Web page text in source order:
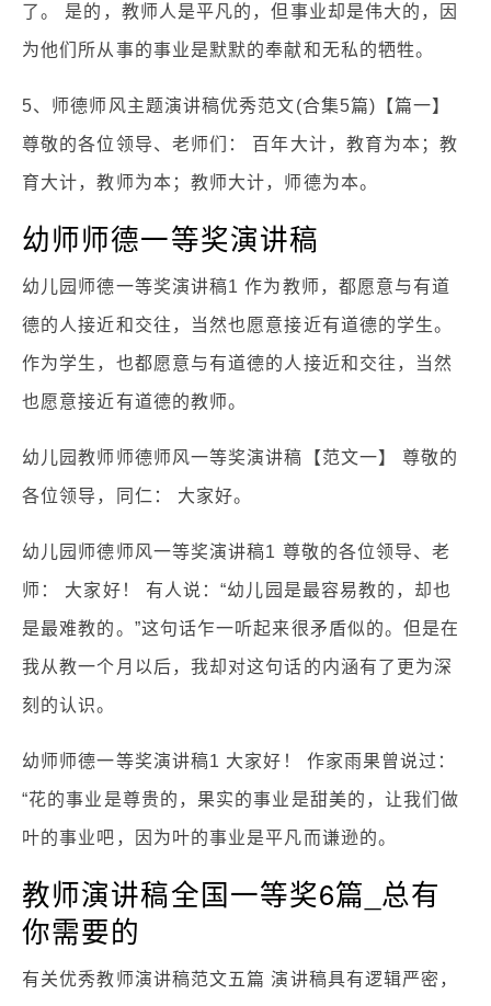
了。 是的，教师人是平凡的，但事业却是伟大的，因
为他们所从事的事业是默默的奉献和无私的牺牲。
5、师德师风主题演讲稿优秀范文(合集5篇)【篇一】
尊敬的各位领导、老师们： 百年大计，教育为本；教
育大计，教师为本；教师大计，师德为本。
幼师师德一等奖演讲稿
幼儿园师德一等奖演讲稿1 作为教师，都愿意与有道
德的人接近和交往，当然也愿意接近有道德的学生。
作为学生，也都愿意与有道德的人接近和交往，当然
也愿意接近有道德的教师。
幼儿园教师师德师风一等奖演讲稿【范文一】 尊敬的
各位领导，同仁： 大家好。
幼儿园师德师风一等奖演讲稿1 尊敬的各位领导、老
师： 大家好！ 有人说：“幼儿园是最容易教的，却也
是最难教的。”这句话乍一听起来很矛盾似的。但是在
我从教一个月以后，我却对这句话的内涵有了更为深
刻的认识。
幼师师德一等奖演讲稿1 大家好！ 作家雨果曾说过：
“花的事业是尊贵的，果实的事业是甜美的，让我们做
叶的事业吧，因为叶的事业是平凡而谦逊的。
教师演讲稿全国一等奖6篇_总有
你需要的
有关优秀教师演讲稿范文五篇 演讲稿具有逻辑严密，